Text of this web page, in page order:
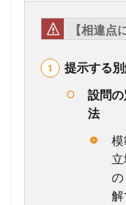
の
物
体
慣
力
発
【相違点
提示する
設問
法
の
解